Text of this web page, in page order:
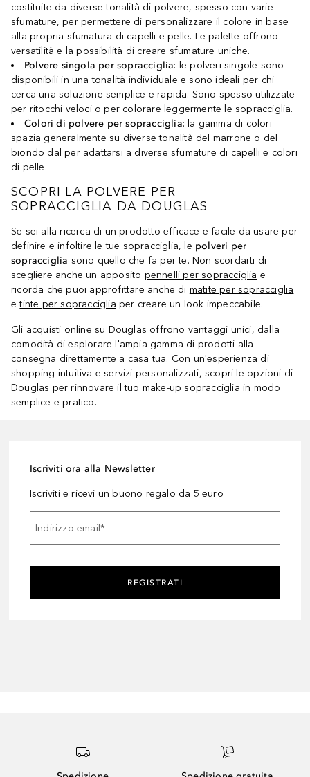
costituite da diverse tonalità di polvere, spesso con varie
sfumature, per permettere di personalizzare il colore in base
alla propria sfumatura di capelli e pelle. Le palette offrono
versatilità e la possibilità di creare sfumature uniche.
Polvere singola per sopracciglia: le polveri singole sono
disponibili in una tonalità individuale e sono ideali per chi
cerca una soluzione semplice e rapida. Sono spesso utilizzate
per ritocchi veloci o per colorare leggermente le sopracciglia.
Colori di polvere per sopracciglia: la gamma di colori
spazia generalmente su diverse tonalità del marrone o del
biondo dal per adattarsi a diverse sfumature di capelli e colori
di pelle.
SCOPRI LA POLVERE PER
SOPRACCIGLIA DA DOUGLAS
Se sei alla ricerca di un prodotto efficace e facile da usare per
definire e infoltire le tue sopracciglia, le polveri per
sopracciglia sono quello che fa per te. Non scordarti di
scegliere anche un apposito pennelli per sopracciglia e
ricorda che puoi approfittare anche di matite per sopracciglia
etinte per sopracciglia per creare un look impeccabile.
Gli acquisti online su Douglas offrono vantaggi unici, dalla
comodità di esplorare l'ampia gamma di prodotti alla
consegna direttamente a casa tua. Con un'esperienza di
shopping intuitiva e servizi personalizzati, scopri le opzioni di
Douglas per rinnovare il tuo make-up sopracciglia in modo
semplice e pratico.
Iscriviti ora alla Newsletter
Iscriviti e ricevi un buono regalo da 5 euro
Indirizzo email *
REGISTRATI